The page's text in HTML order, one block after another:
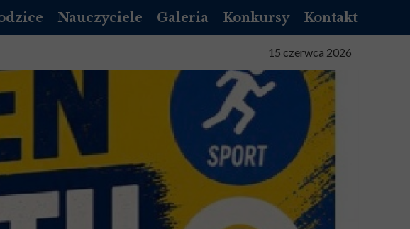
15 czerwca 2026
RODZICÓW
ORGANIZACYJNY
Nauczyciele
DZIENNIK VULCAN
POCZTA SŁUŻBOWA
Galeria Konkursy Kontakt